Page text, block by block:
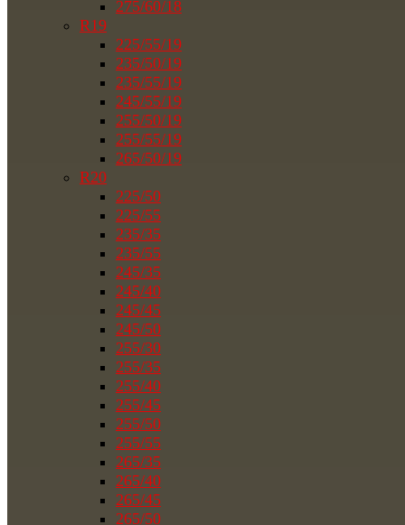
275/60/18
R19
225/55/19
235/50/19
235/55/19
245/55/19
255/50/19
255/55/19
265/50/19
R20
225/50
225/55
235/35
235/55
245/35
245/40
245/45
245/50
255/30
255/35
255/40
255/45
255/50
255/55
265/35
265/40
265/45
265/50